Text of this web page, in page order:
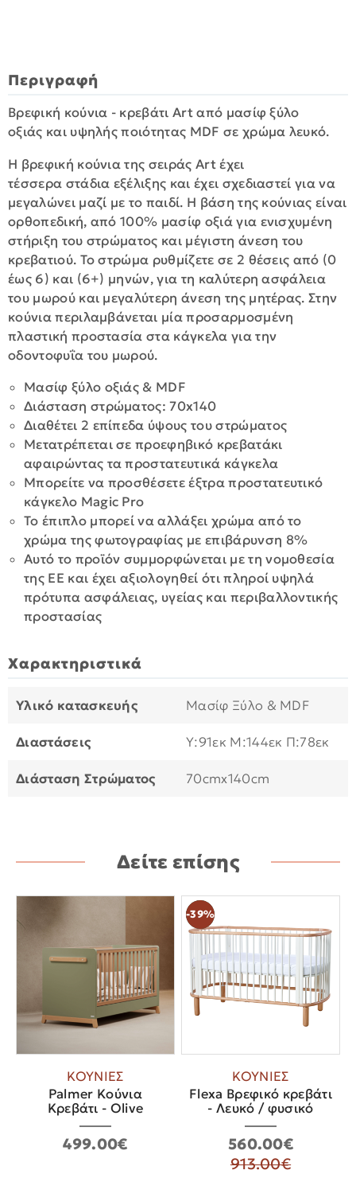
Περιγραφή
Βρεφική κούνια - κρεβάτι Art από μασίφ ξύλο
οξιάς και υψηλής ποιότητας MDF σε χρώμα λευκό.
Η βρεφική κούνια της σειράς Art έχει
τέσσερα στάδια εξέλιξης και έχει σχεδιαστεί για να
μεγαλώνει μαζί με το παιδί. Η βάση της κούνιας είναι
ορθοπεδική, από 100% μασίφ οξιά για ενισχυμένη
στήριξη του στρώματος και μέγιστη άνεση του
κρεβατιού. Το στρώμα ρυθμίζετε σε 2 θέσεις από (0
έως 6) και (6+) μηνών, για τη καλύτερη ασφάλεια
του μωρού και μεγαλύτερη άνεση της μητέρας. Στην
κούνια περιλαμβάνεται μία προσαρμοσμένη
πλαστική προστασία στα κάγκελα για την
οδοντοφυΐα του μωρού.
Μασίφ ξύλο οξιάς & MDF
Διάσταση στρώματος: 70x140
Διαθέτει 2 επίπεδα ύψους του στρώματος
Μετατρέπεται σε προεφηβικό κρεβατάκι
αφαιρώντας τα προστατευτικά κάγκελα
Μπορείτε να προσθέσετε έξτρα προστατευτικό
κάγκελο Magic Pro
Το έπιπλο μπορεί να αλλάξει χρώμα από το
χρώμα της φωτογραφίας με επιβάρυνση 8%
Αυτό το προϊόν συμμορφώνεται με τη νομοθεσία
της ΕΕ και έχει αξιολογηθεί ότι πληροί υψηλά
πρότυπα ασφάλειας, υγείας και περιβαλλοντικής
προστασίας
Χαρακτηριστικά
Υλικό κατασκευής Μασίφ Ξύλο & MDF
Διαστάσεις Υ:91εκ M:144εκ Π:78εκ
Διάσταση Στρώματος 70cmx140cm
Δείτε επίσης
ΚΟΥΝΙΕΣ
Palmer Κούνια
Κρεβάτι - Olive
499.00€
New
-39%
ΚΟΥΝΙΕΣ
Flexa Βρεφικό κρεβάτι
- Λευκό / φυσικό
560.00€
913.00€